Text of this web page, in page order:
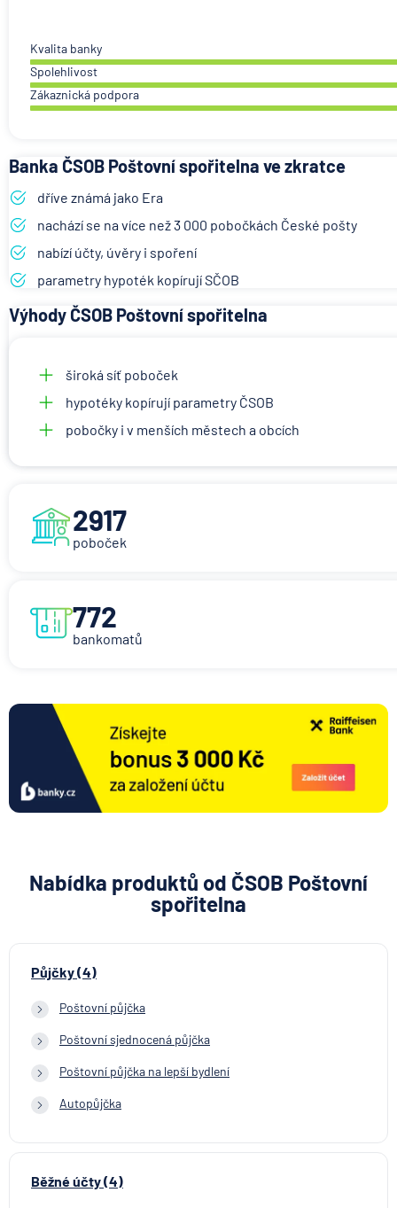
Kvalita banky
Spolehlivost
Zákaznická podpora
Banka ČSOB Poštovní spořitelna ve zkratce
dříve známá jako Era
nachází se na více než 3 000 pobočkách České pošty
nabízí účty, úvěry i spoření
parametry hypoték kopírují SČOB
2917
poboček
772
bankomatů
Výhody ČSOB Poštovní spořitelna
široká síť poboček
hypotéky kopírují parametry ČSOB
pobočky i v menších městech a obcích
Nabídka produktů od ČSOB Poštovní
spořitelna
Půjčky (4)
Poštovní půjčka
Poštovní sjednocená půjčka
Poštovní půjčka na lepší bydlení
Autopůjčka
Běžné účty (4)